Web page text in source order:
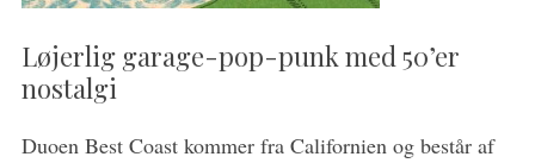
Løjerlig garage-pop-punk med 50’er
nostalgi
Duoen Best Coast kommer fra Californien og består af